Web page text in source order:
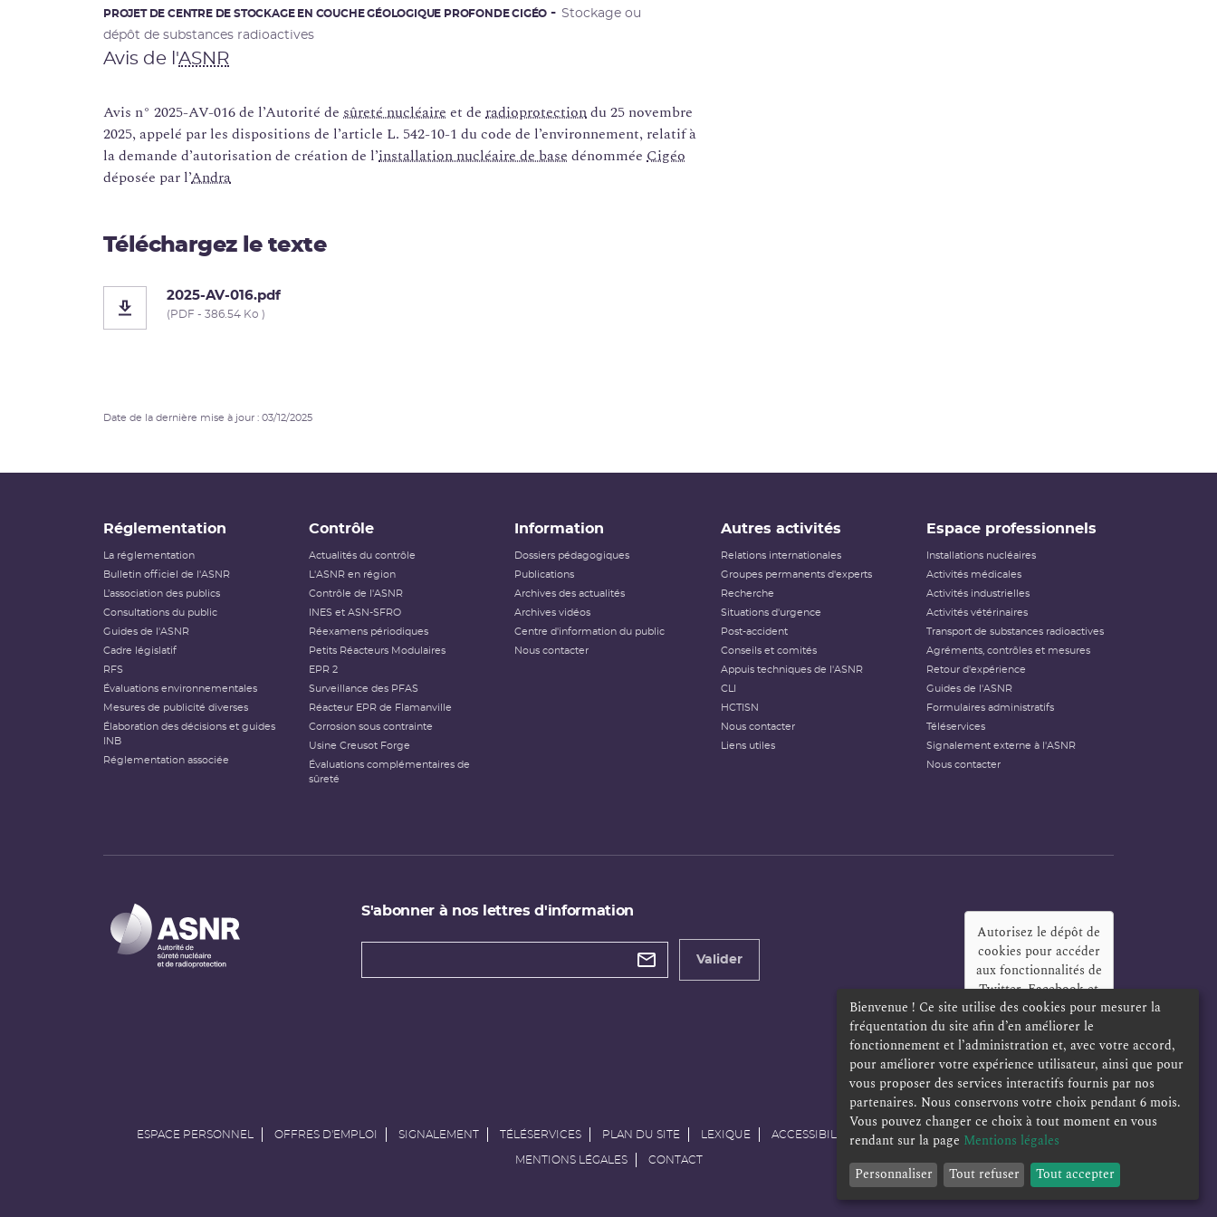
PROJET DE CENTRE DE STOCKAGE EN COUCHE GÉOLOGIQUE PROFONDE CIGÉO
Stockage ou
dépôt de substances radioactives
Avis de l'ASNR
Avis n° 2025-AV-016 de l’Autorité de sûreté nucléaire et de radioprotectiondu 25 novembre
2025, appelé par les dispositions de l’article L. 542-10-1 du code de l’environnement, relatif à
la demande d’autorisation de création de l’installation nucléaire de base dénommée Cigéo
déposée par l’Andra
Téléchargez le texte
2025-AV-016.pdf
(PDF - 386.54 Ko )
Date de la dernière mise à jour : 03/12/2025
Réglementation
La réglementation
Bulletin officiel de l'ASNR
L’association des publics
Consultations du public
Guides de l'ASNR
Cadre législatif
RFS
Évaluations environnementales
Mesures de publicité diverses
Élaboration des décisions et guides
INB
Réglementation associée
Contrôle
Actualités du contrôle
L'ASNR en région
Contrôle de l'ASNR
INES et ASN-SFRO
Réexamens périodiques
Petits Réacteurs Modulaires
EPR 2
Surveillance des PFAS
Réacteur EPR de Flamanville
Corrosion sous contrainte
Usine Creusot Forge
Évaluations complémentaires de
sûreté
Information
Dossiers pédagogiques
Publications
Archives des actualités
Archives vidéos
Centre d'information du public
Nous contacter
Autres activités
Relations internationales
Groupes permanents d'experts
Recherche
Situations d'urgence
Post-accident
Conseils et comités
Appuis techniques de l'ASNR
CLI
HCTISN
Nous contacter
Liens utiles
Espace professionnels
Installations nucléaires
Activités médicales
Activités industrielles
Activités vétérinaires
Transport de substances radioactives
Agréments, contrôles et mesures
Retour d'expérience
Guides de l'ASNR
Formulaires administratifs
Téléservices
Signalement externe à l'ASNR
Nous contacter
S'abonner à nos lettres d'information
Types de
Valider
Autorisez le dépôt de
cookies pour accéder
aux fonctionnalités de
Twitter, Facebook et
LinkedIn?
Oui
Toujours
ESPACE PERSONNEL OFFRES D'EMPLOI SIGNALEMENT TÉLÉSERVICES PLAN DU SITE LEXIQUE ACCESSIBILITÉ POLITIQUE DE CONFIDENTIALITÉ
MENTIONS LÉGALES CONTACT
Bienvenue ! Ce site utilise des cookies pour mesurer la
fréquentation du site afin d’en améliorer le
fonctionnement et l’administration et, avec votre accord,
pour améliorer votre expérience utilisateur, ainsi que pour
vous proposer des services interactifs fournis par nos
partenaires. Nous conservons votre choix pendant 6 mois.
Vous pouvez changer ce choix à tout moment en vous
rendant sur la page Mentions légales
Personnaliser
Tout refuser Tout accepter